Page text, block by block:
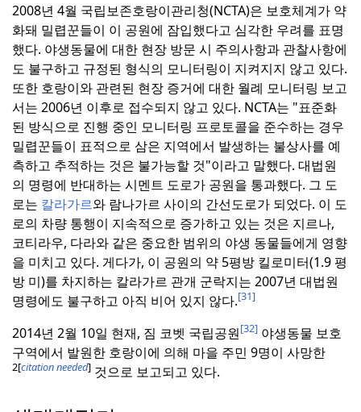
2008년 4월 국립보존호랑이관리청(NCTA)은 보호체계가 약
화돼 밀렵꾼들이 이 공원에 잠입했다고 심각한 우려를 표명
했다. 야생동물에 대한 현장 방문 시 주의사항과 관찰사항에
도 불구하고 규정된 형식의 모니터링이 지켜지지 않고 있다.
또한 호랑이와 관련된 현장 증거에 대한 월례 모니터링 보고
서는 2006년 이후로 접수되지 않고 있다. NCTA는 "표준화
된 방식으로 진행 중인 모니터링 프로토콜을 준수하는 경우
밀렵꾼들이 표적으로 삼은 지역에서 발생하는 불상사를 예
측하고 추적하는 것은 불가능할 것"이라고 말했다. 대법원
의 명령에 반대하는 시멘트 도로가 공원을 통과했다. 그 도
로는 칼라가르와 람나가르 사이의 간선도로가 되었다. 이 도
로의 차량 통행이 지속적으로 증가하고 있는 것은 지르나,
코티라우, 다라와 같은 중요한 범위의 야생 동물들에게 영향
을 미치고 있다. 게다가, 이 공원의 약 5평방 킬로미터(1.9 평
방 미)를 차지하는 칼라가르 관개 군락지는 2007년 대법원
명령에도 불구하고 아직 비어 있지 않다.[31]
2014년 2월 10일 현재, 짐 코벳 국립공원[32] 야생동물 보호
구역에서 발원한 호랑이에 의해 마을 주민 9명이 사망한
2[citation needed] 것으로 보고되고 있다.